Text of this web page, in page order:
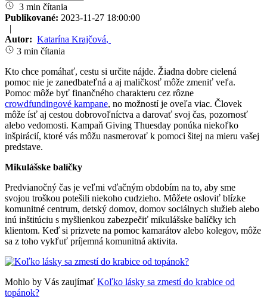
3 min čítania
Publikované: 2023-11-27 18:00:00
|
Autor: Katarína Krajčová,
3 min čítania
Kto chce pomáhať, cestu si určite nájde. Žiadna dobre cielená
pomoc nie je zanedbateľná a aj maličkosť môže zmeniť veľa.
Pomoc môže byť finančného charakteru cez rôzne
crowdfundingové kampane, no možností je oveľa viac. Človek
môže ísť aj cestou dobrovoľníctva a darovať svoj čas, pozornosť
alebo vedomosti. Kampaň Giving Thuesday ponúka niekoľko
inšpirácií, ktoré vás môžu nasmerovať k pomoci šitej na mieru vašej
predstave.
Mikulášske balíčky
Predvianočný čas je veľmi vďačným obdobím na to, aby sme
svojou troškou potešili niekoho cudzieho. Môžete osloviť blízke
komunitné centrum, detský domov, domov sociálnych služieb alebo
inú inštitúciu s myšlienkou zabezpečiť mikulášske balíčky ich
klientom. Keď si prizvete na pomoc kamarátov alebo kolegov, môže
sa z toho vykľuť príjemná komunitná aktivita.
Mohlo by Vás zaujímať Koľko lásky sa zmestí do krabice od
topánok?